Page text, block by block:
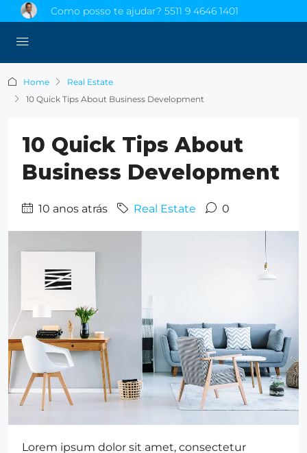
Como posso te ajudar? 5511 9 4646 1401
Home
Real Estate
10 Quick Tips About Business Development
10 Quick Tips About
Business Development
10 anos atrás Real Estate 0
Lorem ipsum dolor sit amet, consectetur